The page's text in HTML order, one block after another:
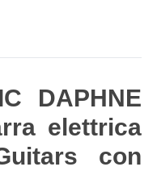
DAPHNE
elettrica
con